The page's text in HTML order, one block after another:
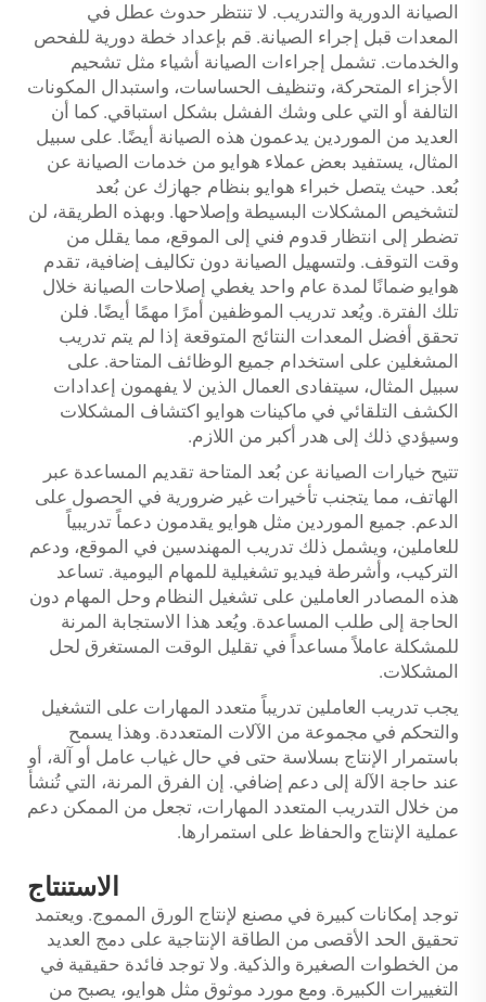
الصيانة الدورية والتدريب. لا تنتظر حدوث عطل في
المعدات قبل إجراء الصيانة. قم بإعداد خطة دورية للفحص
والخدمات. تشمل إجراءات الصيانة أشياء مثل تشحيم
الأجزاء المتحركة، وتنظيف الحساسات، واستبدال المكونات
التالفة أو التي على وشك الفشل بشكل استباقي. كما أن
العديد من الموردين يدعمون هذه الصيانة أيضًا. على سبيل
المثال، يستفيد بعض عملاء هوايو من خدمات الصيانة عن
بُعد. حيث يتصل خبراء هوايو بنظام جهازك عن بُعد
لتشخيص المشكلات البسيطة وإصلاحها. وبهذه الطريقة، لن
تضطر إلى انتظار قدوم فني إلى الموقع، مما يقلل من
وقت التوقف. ولتسهيل الصيانة دون تكاليف إضافية، تقدم
هوايو ضمانًا لمدة عام واحد يغطي إصلاحات الصيانة خلال
تلك الفترة. ويُعد تدريب الموظفين أمرًا مهمًا أيضًا. فلن
تحقق أفضل المعدات النتائج المتوقعة إذا لم يتم تدريب
المشغلين على استخدام جميع الوظائف المتاحة. على
سبيل المثال، سيتفادى العمال الذين لا يفهمون إعدادات
الكشف التلقائي في ماكينات هوايو اكتشاف المشكلات
وسيؤدي ذلك إلى هدر أكبر من اللازم.
تتيح خيارات الصيانة عن بُعد المتاحة تقديم المساعدة عبر
الهاتف، مما يتجنب تأخيرات غير ضرورية في الحصول على
الدعم. جميع الموردين مثل هوايو يقدمون دعماً تدريبياً
للعاملين، ويشمل ذلك تدريب المهندسين في الموقع، ودعم
التركيب، وأشرطة فيديو تشغيلية للمهام اليومية. تساعد
هذه المصادر العاملين على تشغيل النظام وحل المهام دون
الحاجة إلى طلب المساعدة. ويُعد هذا الاستجابة المرنة
للمشكلة عاملاً مساعداً في تقليل الوقت المستغرق لحل
المشكلات.
يجب تدريب العاملين تدريباً متعدد المهارات على التشغيل
والتحكم في مجموعة من الآلات المتعددة. وهذا يسمح
باستمرار الإنتاج بسلاسة حتى في حال غياب عامل أو آلة، أو
عند حاجة الآلة إلى دعم إضافي. إن الفرق المرنة، التي تُنشأ
من خلال التدريب المتعدد المهارات، تجعل من الممكن دعم
عملية الإنتاج والحفاظ على استمرارها.
الاستنتاج
توجد إمكانات كبيرة في مصنع لإنتاج الورق المموج. ويعتمد
تحقيق الحد الأقصى من الطاقة الإنتاجية على دمج العديد
من الخطوات الصغيرة والذكية. ولا توجد فائدة حقيقية في
التغييرات الكبيرة. ومع مورد موثوق مثل هوايو، يصبح من